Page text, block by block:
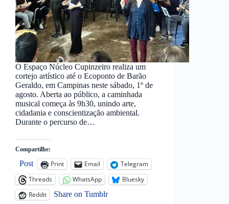
O Espaço Núcleo Cupinzeiro realiza um
cortejo artístico até o Ecoponto de Barão
Geraldo, em Campinas neste sábado, 1º de
agosto. Aberta ao público, a caminhada
musical começa às 9h30, unindo arte,
cidadania e conscientização ambiental.
Durante o percurso de…
Compartilhe:
Post Print Email
Telegram
Threads
WhatsApp
Bluesky
Reddit
Share on Tumblr